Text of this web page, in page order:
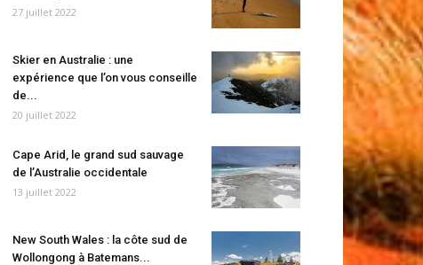
27 juillet 2022
Skier en Australie : une
expérience que l’on vous conseille
de...
20 juillet 2022
Cape Arid, le grand sud sauvage
de l’Australie occidentale
13 juillet 2022
New South Wales : la côte sud de
Wollongong à Batemans...